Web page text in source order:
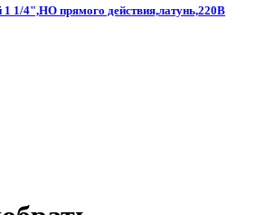
1 1/4",НО прямого действия,латунь,220В